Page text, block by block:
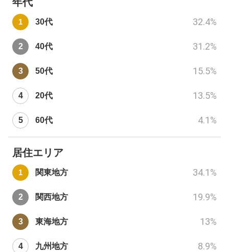
30代 32.4%
40代 31.2%
50代 15.5%
20代 13.5%
60代 4.1%
居住エリア
関東地方 34.1%
関西地方 19.9%
東海地方 13%
九州地方 8.9%